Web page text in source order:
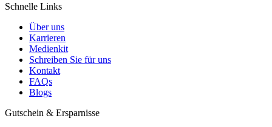
Schnelle Links
Über uns
Karrieren
Medienkit
Schreiben Sie für uns
Kontakt
FAQs
Blogs
Gutschein & Ersparnisse